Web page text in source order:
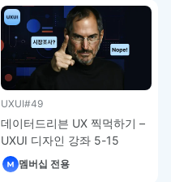
UXUI#49
데이터드리븐 UX 찍먹하기 –
UXUI 디자인 강좌 5-15
멤버십 전용